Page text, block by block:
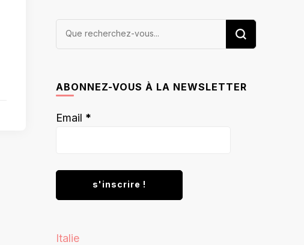
Vous
ABONNEZ-VOUS À LA NEWSLETTER
Email *
Italie